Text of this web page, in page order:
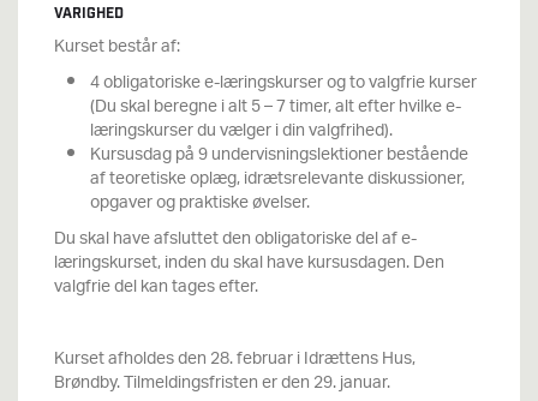
VARIGHED
Kurset består af:
4 obligatoriske e-læringskurser og to valgfrie kurser
(Du skal beregne i alt 5 – 7 timer, alt efter hvilke e-
læringskurser du vælger i din valgfrihed).
Kursusdag på 9 undervisningslektioner bestående
af teoretiske oplæg, idrætsrelevante diskussioner,
opgaver og praktiske øvelser.
Du skal have afsluttet den obligatoriske del af e-
læringskurset, inden du skal have kursusdagen. Den
valgfrie del kan tages efter.
Kurset afholdes den 28. februar i Idrættens Hus,
Brøndby. Tilmeldingsfristen er den 29. januar.